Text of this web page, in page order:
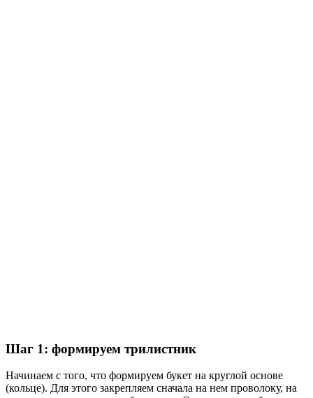
Шаг 1: формируем трилистник
Начинаем с того, что формируем букет на круглой основе
(кольце). Для этого закрепляем сначала на нем проволоку, на